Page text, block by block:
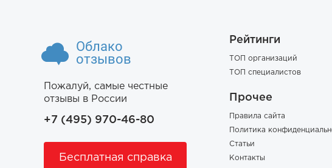
Облако
отзывов
Пожалуй, самые честные
отзывы в России
+7 (495) 970-46-80
Бесплатная справка
Рейтинги
ТОП организаций
ТОП специалистов
Прочее
Правила сайта
Политика
Статьи
Контакты